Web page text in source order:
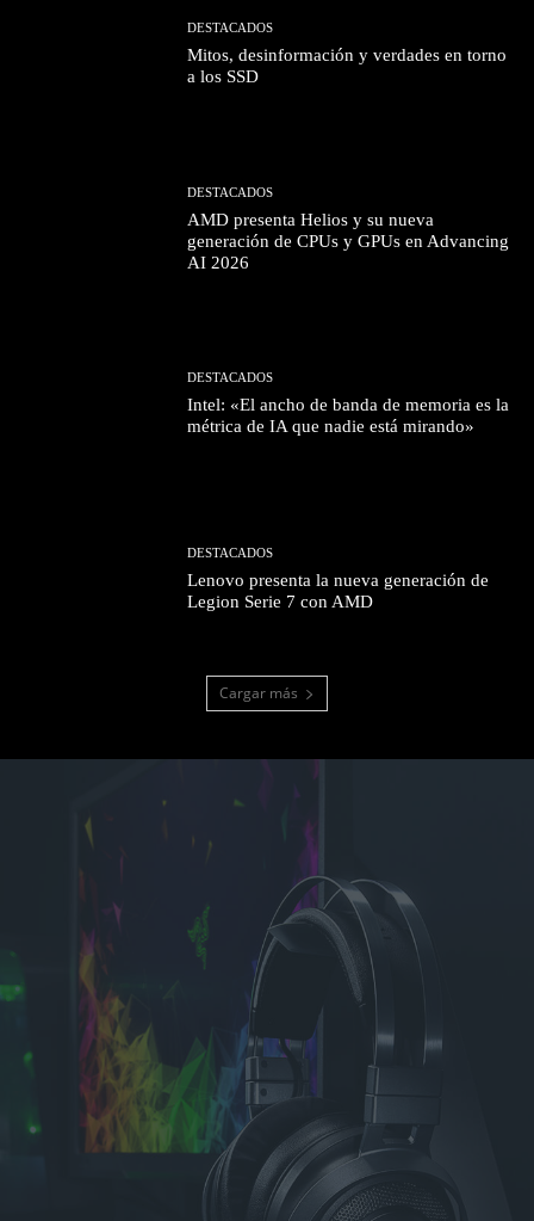
DESTACADOS
Mitos, desinformación y verdades en torno
a los SSD
DESTACADOS
AMD presenta Helios y su nueva
generación de CPUs y GPUs en Advancing
AI 2026
DESTACADOS
Intel: «El ancho de banda de memoria es la
métrica de IA que nadie está mirando»
DESTACADOS
Lenovo presenta la nueva generación de
Legion Serie 7 con AMD
Cargar más